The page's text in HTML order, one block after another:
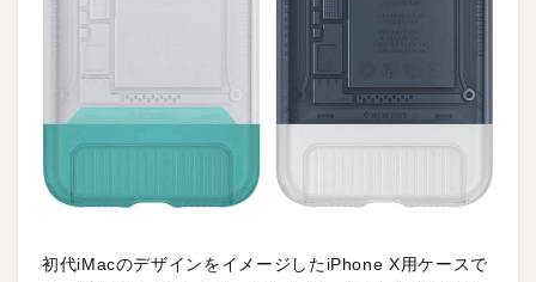
初代iMacのデザインをイメージしたiPhone X用ケースで